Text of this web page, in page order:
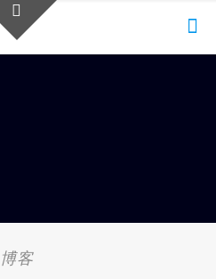
博客